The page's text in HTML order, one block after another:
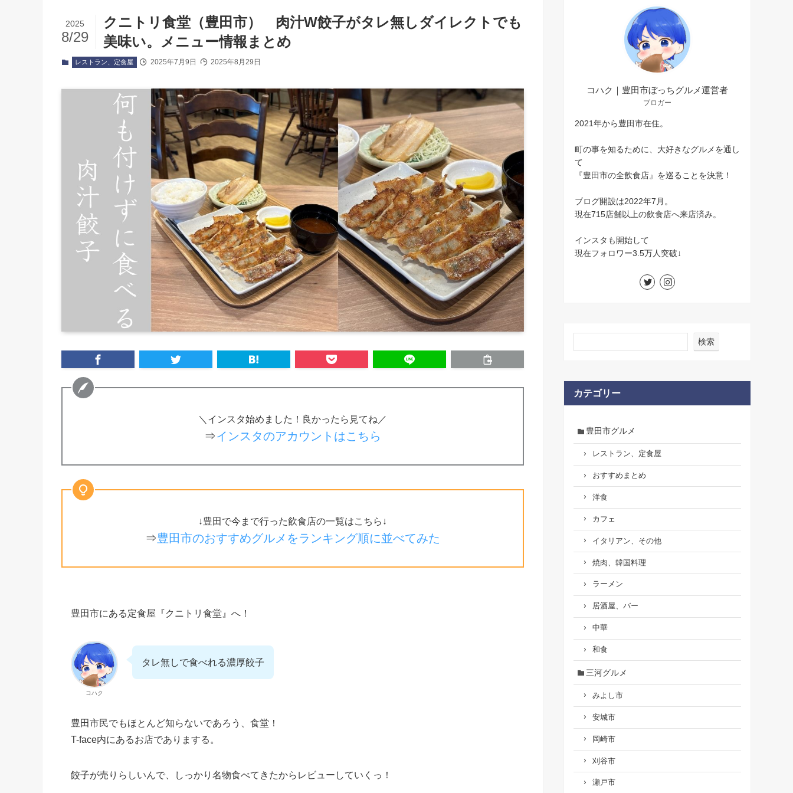
クニトリ食堂（豊田市） 肉汁W餃子がタレ無しダイレクトでも
美味い。メニュー情報まとめ
2025
8/29
レストラン、定食屋 2025年7月9日 2025年8月29日
＼インスタ始めました！良かったら見てね／
⇒インスタのアカウントはこちら
↓豊田で今まで行った飲食店の一覧はこちら↓
⇒豊田市のおすすめグルメをランキング順に並べてみた
豊田市にある定食屋『クニトリ食堂』へ！
コハク
タレ無しで食べれる濃厚餃子
豊田市民でもほとんど知らないであろう、食堂！
T-face内にあるお店でありまする。
餃子が売りらしいんで、しっかり名物食べてきたからレビューしていくっ！
コハク｜豊田市ぼっちグルメ運営者
ブロガー
2021年から豊田市在住。
町の事を知るために、大好きなグルメを通し
て
『豊田市の全飲食店』を巡ることを決意！
ブログ開設は2022年7月。
現在715店舗以上の飲食店へ来店済み。
インスタも開始して
現在フォロワー3.5万人突破↓
検索
カテゴリー
豊田市グルメ
レストラン、定食屋
おすすめまとめ
洋食
カフェ
イタリアン、その他
焼肉、韓国料理
ラーメン
居酒屋、バー
中華
和食
三河グルメ
みよし市
安城市
岡崎市
刈谷市
瀬戸市